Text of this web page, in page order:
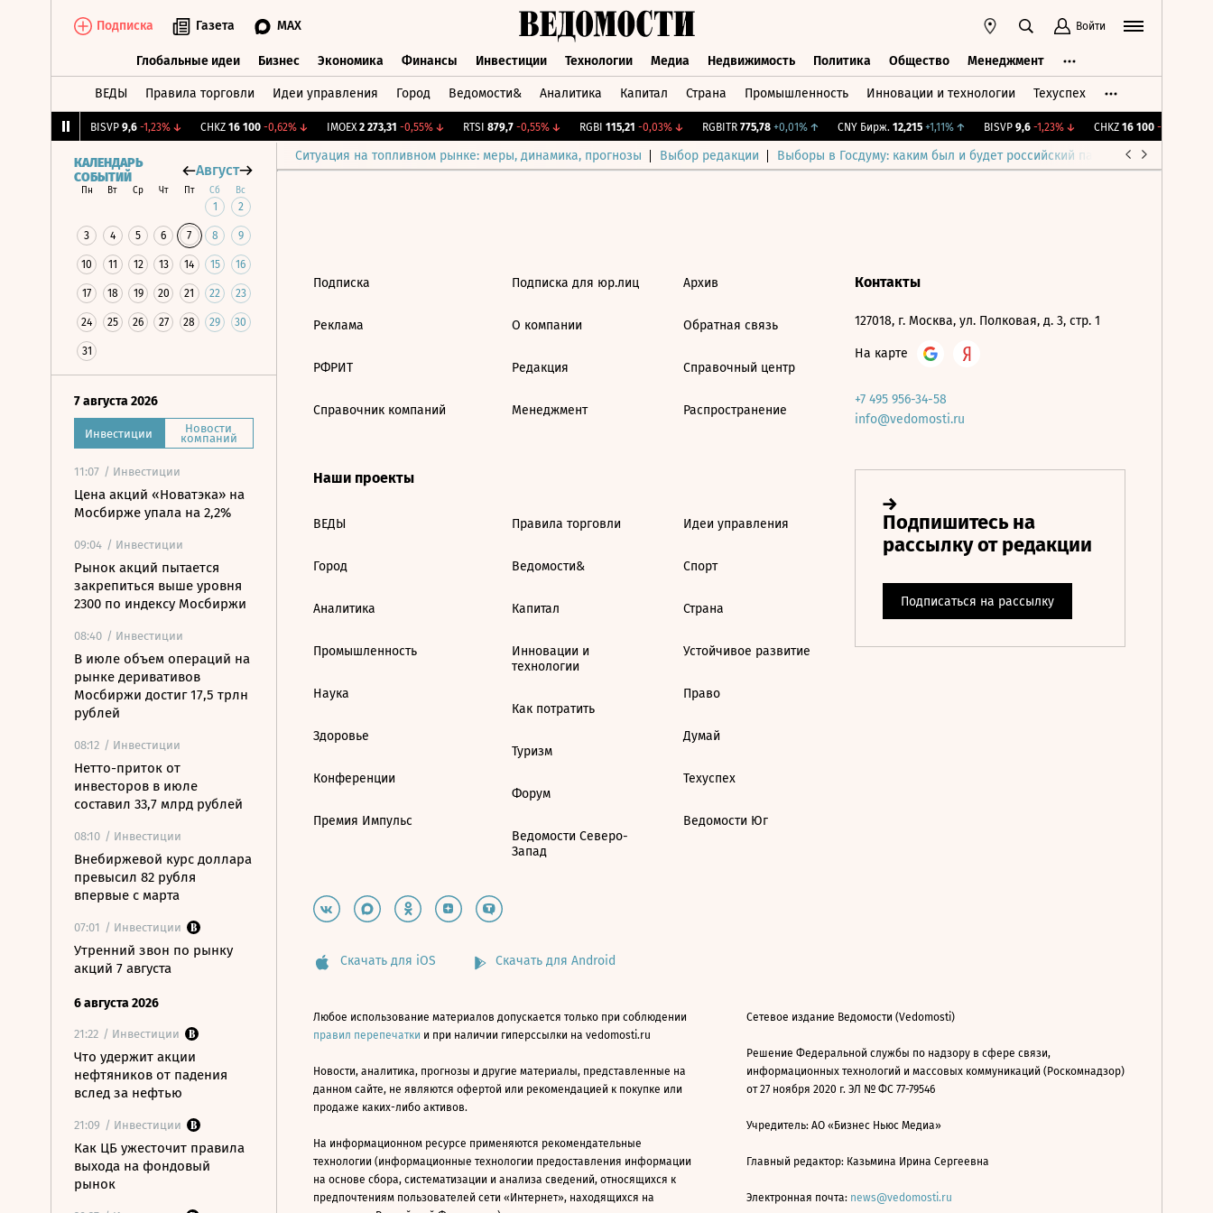
Подписка Газета MAX Войти
Глобальные идеи Бизнес Экономика Финансы Инвестиции Технологии Медиа Недвижимость Политика Общество Менеджмент
ВЕДЫ Правила торговли Идеи управления Город Ведомости& Аналитика Капитал Страна Промышленность Инновации и технологии Техуспех
BISVP 9,6 -1,23%↓ CHKZ 16 100 -0,62%↓ IMOEX 2 273,31 -0,55%↓ RTSI 879,7 -0,55%↓ RGBI 115,21 -0,03%↓ RGBITR 775,78 +0,01% ↑ CNY Бирж. 12,215 +1,11% ↑ BISVP 9,6 -1,23%↓ CHKZ 16 100 -0,62%
Ситуация на топливном рынке: меры, динамика, прогнозы Выбор редакции Выборы в Госдуму: каким был и будет российский парламент
КАЛЕНДАРЬ
СОБЫТИЙ
Август
Пн Вт Ср Чт Пт Сб Вс
1 2
3 4 5 6 7 8 9
10 11 12 13 14 15 16
17 18 19 20 21 22 23
24 25 26 27 28 29 30
31
7 августа 2026
Инвестиции Новости
компаний
11:07 / Инвестиции
Цена акций «Новатэка» на
Мосбирже упала на 2,2%
09:04 / Инвестиции
Рынок акций пытается
закрепиться выше уровня
2300 по индексу Мосбиржи
08:40 / Инвестиции
В июле объем операций на
рынке деривативов
Мосбиржи достиг 17,5 трлн
рублей
08:12 / Инвестиции
Нетто-приток от
инвесторов в июле
составил 33,7 млрд рублей
08:10 / Инвестиции
Внебиржевой курс доллара
превысил 82 рубля
впервые с марта
07:01 / Инвестиции
Утренний звон по рынку
акций 7 августа
6 августа 2026
21:22 / Инвестиции
Что удержит акции
нефтяников от падения
вслед за нефтью
21:09 / Инвестиции
Как ЦБ ужесточит правила
выхода на фондовый
рынок
Подписка
Реклама
РФРИТ
Справочник компаний
Подписка для юр.лиц
О компании
Редакция
Менеджмент
Архив
Обратная связь
Справочный центр
Распространение
Наши проекты
ВЕДЫ
Город
Аналитика
Промышленность
Наука
Здоровье
Конференции
Премия Импульс
Правила торговли
Ведомости&
Капитал
Инновации и
технологии
Как потратить
Туризм
Форум
Ведомости Северо-
Запад
Идеи управления
Спорт
Страна
Устойчивое развитие
Право
Думай
Техуспех
Ведомости Юг
Контакты
127018, г. Москва, ул. Полковая, д. 3, стр. 1
На карте
+7 495 956-34-58
info@vedomosti.ru
Скачать для iOS Скачать для Android
Любое использование материалов допускается только при соблюдении
правил перепечатки и при наличии гиперссылки на vedomosti.ru
Новости, аналитика, прогнозы и другие материалы, представленные на
данном сайте, не являются офертой или рекомендацией к покупке или
продаже каких-либо активов.
На информационном ресурсе применяются рекомендательные
технологии (информационные технологии предоставления информации
на основе сбора, систематизации и анализа сведений, относящихся к
предпочтениям пользователей сети «Интернет», находящихся на
Сетевое издание Ведомости (Vedomosti)
Решение Федеральной службы по надзору в сфере связи,
информационных технологий и массовых коммуникаций (Роскомнадзор)
от 27 ноября 2020 г. ЭЛ № ФС 77-79546
Учредитель: АО «Бизнес Ньюс Медиа»
Главный редактор: Казьмина Ирина Сергеевна
Электронная почта: news@vedomosti.ru